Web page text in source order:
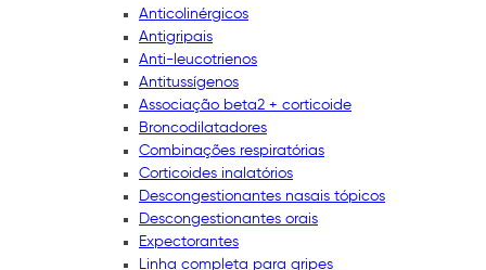
Anticolinérgicos
Antigripais
Anti-leucotrienos
Antitussígenos
Associação beta2 + corticoide
Broncodilatadores
Combinações respiratórias
Corticoides inalatórios
Descongestionantes nasais tópicos
Descongestionantes orais
Expectorantes
Linha completa para gripes